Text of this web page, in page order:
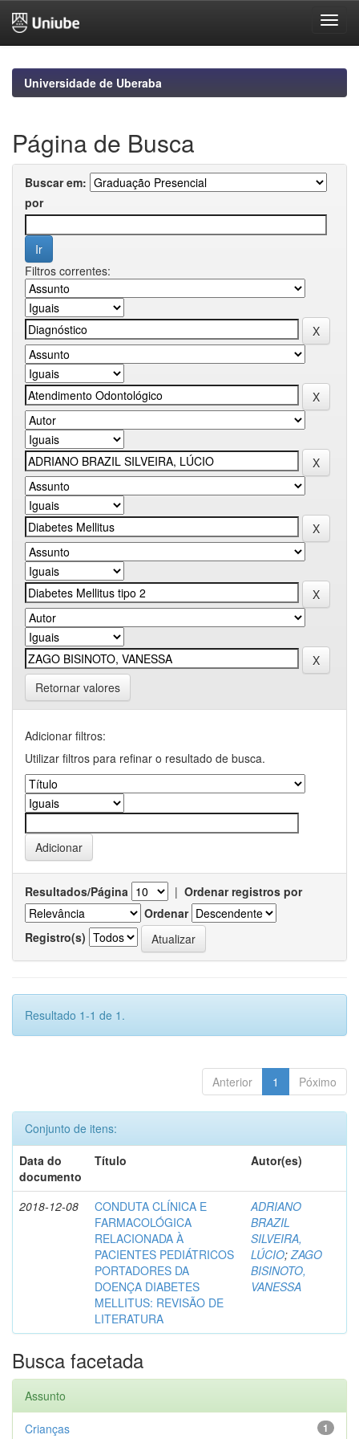
navigationUniversidade de Uberaba
Página de Busca
Buscar em:
por
Filtros correntes:
Retornar valores
Adicionar filtros:
Utilizar filtros para refinar o resultado de busca.
Resultados/Página | Ordenar registros por
Ordenar
Registro(s)
Resultado 1-1 de 1.
Anterior 1 Póximo
Conjunto de itens:
Data do
documento
Título Autor(es)
2018-12-08
CONDUTA CLÍNICA E
FARMACOLÓGICA
RELACIONADA À
PACIENTES PEDIÁTRICOS
PORTADORES DA
DOENÇA DIABETES
MELLITUS: REVISÃO DE
LITERATURA
ADRIANO
BRAZIL
SILVEIRA,
LÚCIO;ZAGO
BISINOTO,
VANESSA
Busca facetada
Assunto
1
Crianças